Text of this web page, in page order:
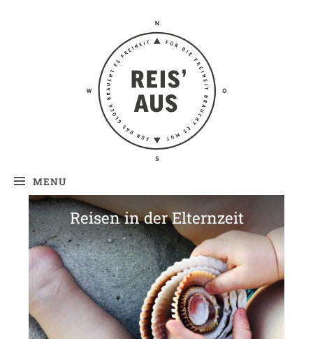
Reis' aus –
Reiseblog
MENU
Reisen in der Elternzeit